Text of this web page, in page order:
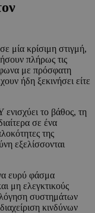
μία κρίσιμη στιγμή,
πλήρως τις
με πρόσφατη
ήδη ξεκινήσει είτε
το βάθος, τη
σε ένα
της
εξελίσσονται
ευρύ φάσμα
μη ελεγκτικούς
συστημάτων
κινδύνων